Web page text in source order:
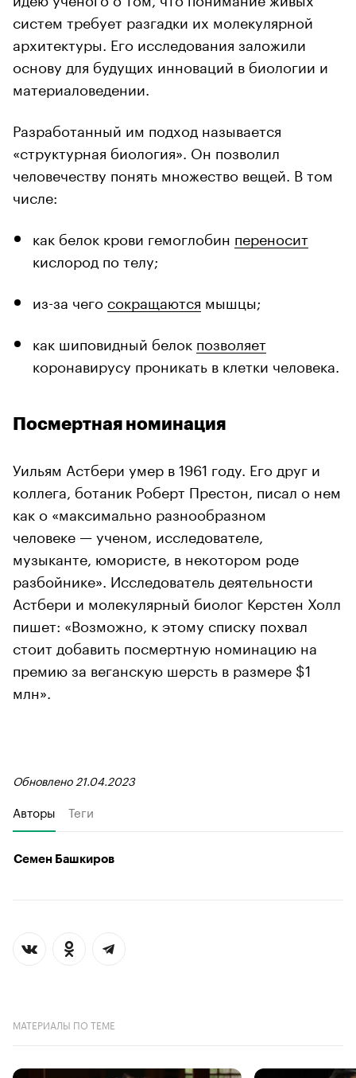
систем требует разгадки их молекулярной
архитектуры. Его исследования заложили
основу для будущих инноваций в биологии и
материаловедении.
Разработанный им подход называется
«структурная биология». Он позволил
человечеству понять множество вещей. В том
числе:
как белок крови гемоглобин переносит
кислород по телу;
из-за чего сокращаются мышцы;
как шиповидный белок позволяет
коронавирусу проникать в клетки человека.
Посмертная номинация
Уильям Астбери умер в 1961 году. Его друг и
коллега, ботаник Роберт Престон, писал о нем
как о «максимально разнообразном
человеке — ученом, исследователе,
музыканте, юмористе, в некотором роде
разбойнике». Исследователь деятельности
Астбери и молекулярный биолог Керстен Холл
пишет: «Возможно, к этому списку похвал
стоит добавить посмертную номинацию на
премию за веганскую шерсть в размере $1
млн».
Обновлено 21.04.2023
Авторы Теги
Семен Башкиров
МАТЕРИАЛЫ ПО ТЕМЕ